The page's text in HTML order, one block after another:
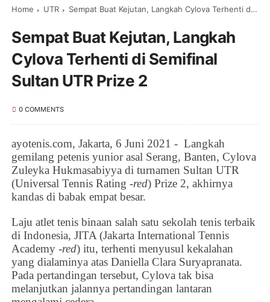
Home UTR Sempat Buat Kejutan, Langkah Cylova Terhenti di Semifinal Sultan UTR Prize 2
Sempat Buat Kejutan, Langkah
Cylova Terhenti di Semifinal
Sultan UTR Prize 2
0 COMMENTS
ayotenis.com, Jakarta, 6 Juni 2021 - Langkah
gemilang petenis yunior asal Serang, Banten, Cylova
Zuleyka Hukmasabiyya di turnamen Sultan UTR
(Universal Tennis Rating -red) Prize 2, akhirnya
kandas di babak empat besar.
Laju atlet tenis binaan salah satu sekolah tenis terbaik
di Indonesia, JITA (Jakarta International Tennis
Academy -red) itu, terhenti menyusul kekalahan
yang dialaminya atasDaniella Clara Suryapranata.
Pada pertandingan tersebut,Cylova tak bisa
melanjutkan jalannya pertandingan lantaran